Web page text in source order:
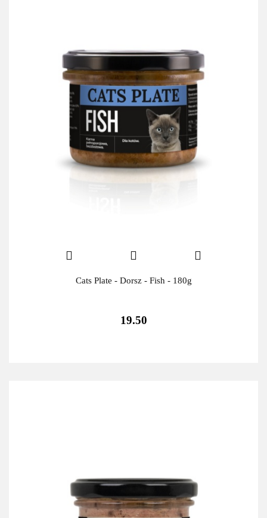
Cats Plate - Dorsz - Fish - 180g
19.50